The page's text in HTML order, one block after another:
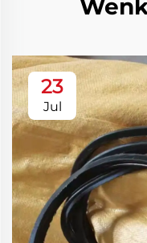
23
Jul